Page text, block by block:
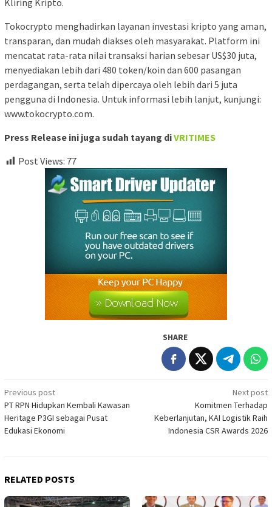
Kliring Kripto.
Tokocrypto menghadirkan layanan investasi kripto yang aman,
transparan, dan mudah diakses oleh masyarakat. Platform ini
mencatat rata-rata nilai transaksi harian sebesar US$30 juta,
menyediakan lebih dari 480 token/koin dan 600 pasangan
perdagangan, serta telah dipercaya oleh lebih dari 5 juta
pengguna di Indonesia. Untuk informasi lebih lanjut, kunjungi:
www.tokocrypto.com.
Press Release ini juga sudah tayang diVRITIMES
Post Views: 77
SHARE
Post
navigation
Previous post
PT RPN Hidupkan Kembali Kawasan
Heritage P3GI sebagai Pusat
Edukasi Ekonomi
Next post
Komitmen Terhadap
Keberlanjutan, KAI Logistik Raih
Indonesia CSR Awards 2026
RELATED POSTS